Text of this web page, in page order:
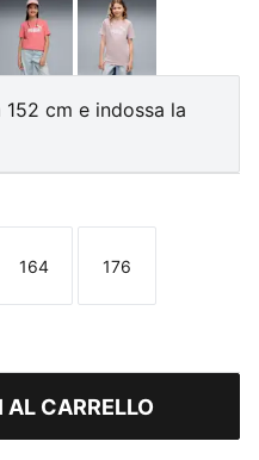
GlowWild Pink Misty Pink
cm e indossa la
Taglia
164
Taglia
176
AL CARRELLO